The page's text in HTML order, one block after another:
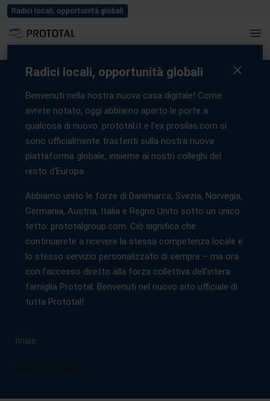
Radici locali, opportunità globali
Radici locali, opportunità globali
Benvenuti nella nostra nuova casa digitale! Come
avrete notato, oggi abbiamo aperto le porte a
qualcosa di nuovo. prototal.it e l’ex prosilas.com si
sono ufficialmente trasferiti sulla nostra nuova
piattaforma globale, insieme ai nostri colleghi del
resto d'Europa.
Abbiamo unito le forze di Danimarca, Svezia, Norvegia,
Germania, Austria, Italia e Regno Unito sotto un unico
tetto: prototalgroup.com. Ciò significa che
continuerete a ricevere la stessa competenza locale e
lo stesso servizio personalizzato di sempre – ma ora
con l'accesso diretto alla forza collettiva dell'intera
famiglia Prototal. Benvenuti nel nuovo sito ufficiale di
tutta Prototal!
Home/Servizi /Stampa 3D Industriale
Sintering – SLS
Servizio di stampa 3D SLS:
produzione in serie senza
stampi
La sinterizzazione laser selettiva (SLS) rappresenta il
massimo livello della produzione senza stampi per
componenti durevoli e ad alte prestazioni.
In qualità di partner strategico per la produzione end-to-end
di EOS, Prototal dispone di una delle infrastrutture SLS più
avanzate d’Europa. Grazie all’impiego di laser CO₂ ad alta
potenza, realizziamo componenti polimerici complessi
mediante sinterizzazione additiva di polveri, offrendo
finale.